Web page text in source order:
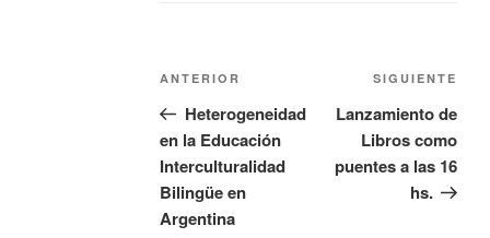
ANTERIOR
Heterogeneidad
en la Educación
Interculturalidad
Bilingüe en
Argentina
SIGUIENTE
Lanzamiento de
Libros como
puentes a las 16
hs.